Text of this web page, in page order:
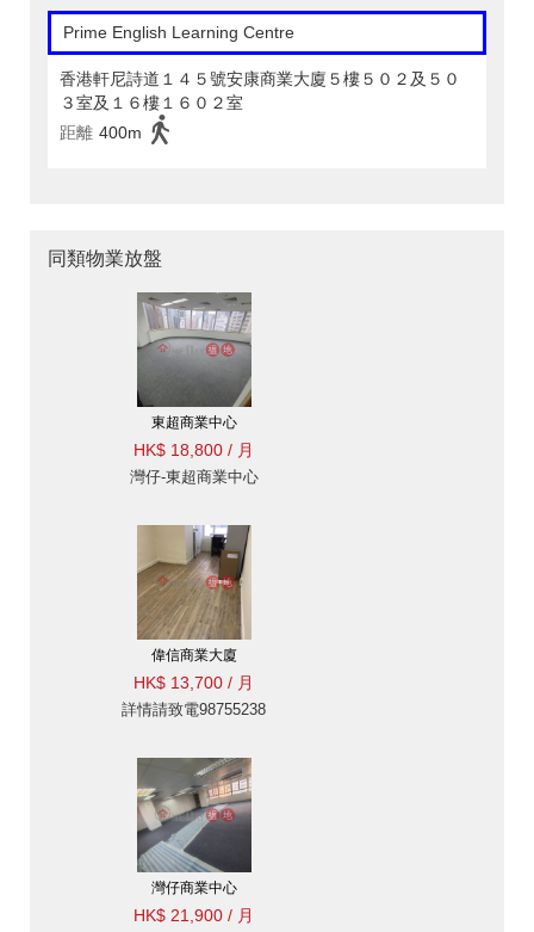
Prime English Learning Centre
香港軒尼詩道１４５號安康商業大廈５樓５０２及５０
３室及１６樓１６０２室
距離 400m
同類物業放盤
東超商業中心
HK$ 18,800 / 月
灣仔-東超商業中心
偉信商業大廈
HK$ 13,700 / 月
詳情請致電98755238
灣仔商業中心
HK$ 21,900 / 月